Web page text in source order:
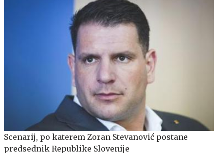
Scenarij, po katerem Zoran Stevanović postane
predsednik Republike Slovenije